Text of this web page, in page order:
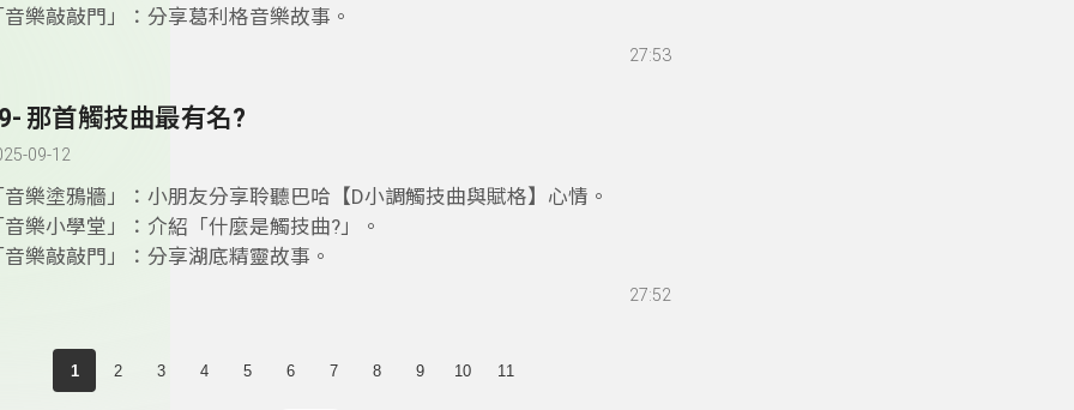
音樂敲敲門」：分享葛利格音樂故事。
27:53
那首觸技曲最有名?
09-12
音樂塗鴉牆」：小朋友分享聆聽巴哈【D小調觸技曲與賦格】心情。
音樂小學堂」：介紹「什麼是觸技曲?」。
音樂敲敲門」：分享湖底精靈故事。
27:52
1 2 3 4 5 6 7 8 9 10 11